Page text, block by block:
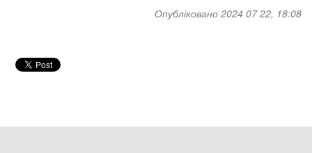
Опубліковано 2024 07 22, 18:08